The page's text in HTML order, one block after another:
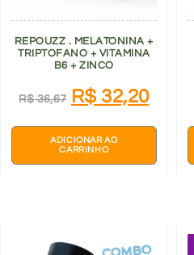
REPOUZZ . MELATONINA +
TRIPTOFANO + VITAMINA
B6 + ZINCO
R$36,67 R$32,20
ADICIONAR AO
CARRINHO